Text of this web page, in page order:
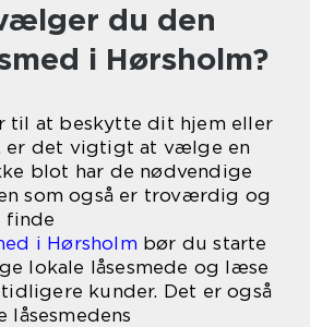
du den
i Hørsholm?
til at beskytte dit hjem eller
er det vigtigt at vælge en
blot har de nødvendige
som også er troværdig og
finde
i Hørsholm bør du starte
lokale låsesmede og læse
kunder. Det er også